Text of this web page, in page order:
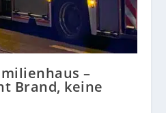
–
Brand, keine